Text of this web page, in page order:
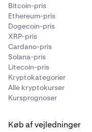
Bitcoin-pris
Ethereum-pris
Dogecoin-pris
XRP-pris
Cardano-pris
Solana-pris
Litecoin-pris
Kryptokategorier
Alle kryptokurser
Kursprognoser
Køb af vejledninger